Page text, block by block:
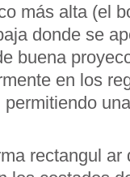
más alta (el
donde se
buena
en los
rectangul ar